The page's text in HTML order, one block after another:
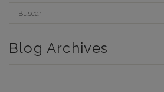
Blog Archives